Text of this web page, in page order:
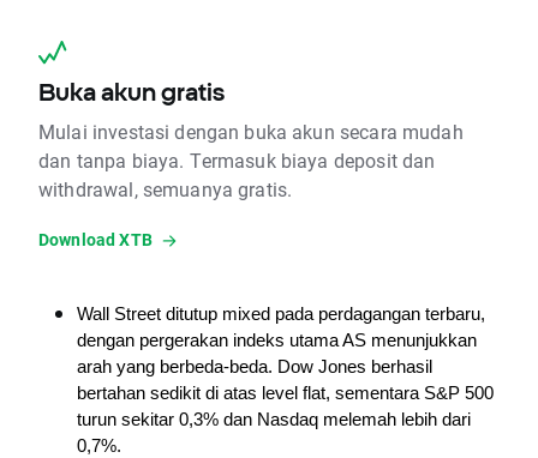
Buka akun gratis
Mulai investasi dengan buka akun secara mudah
dan tanpa biaya. Termasuk biaya deposit dan
withdrawal, semuanya gratis.
Download XTB
Wall Street ditutup mixed pada perdagangan terbaru,
dengan pergerakan indeks utama AS menunjukkan
arah yang berbeda-beda. Dow Jones berhasil
bertahan sedikit di atas level flat, sementara S&P 500
turun sekitar 0,3% dan Nasdaq melemah lebih dari
0,7%.